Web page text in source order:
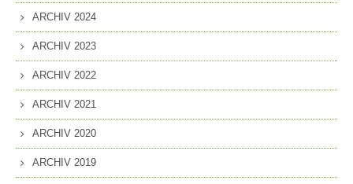
ARCHIV 2024
ARCHIV 2023
ARCHIV 2022
ARCHIV 2021
ARCHIV 2020
ARCHIV 2019